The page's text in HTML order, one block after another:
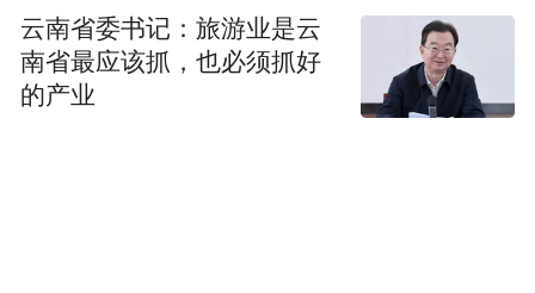
云南省委书记：旅游业是云
南省最应该抓，也必须抓好
的产业